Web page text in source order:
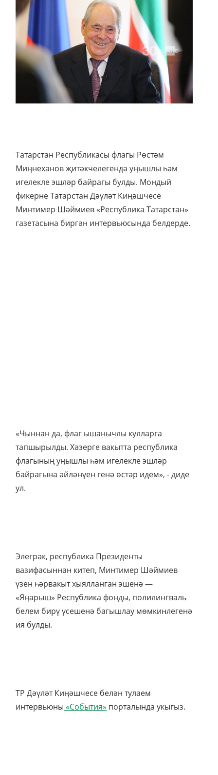
Татарстан Республикасы флагы Рөстәм
Миңнеханов җитәкчелегендә уңышлы һәм
игелекле эшләр байрагы булды. Мондый
фикерне Татарстан Дәүләт Киңәшчесе
Минтимер Шәймиев «Республика Татарстан»
газетасына биргән интервьюсында белдерде.
«Чыннан да, флаг ышанычлы кулларга
тапшырылды. Хәзерге вакытта республика
флагының уңышлы һәм игелекле эшләр
байрагына әйләнүен генә өстәр идем», - диде
ул.
Элегрәк, республика Президенты
вазифасыннан китеп, Минтимер Шәймиев
үзен һәрвакыт хыялланган эшенә —
«Яңарыш» Республика фонды, полилингваль
белем бирү үсешенә багышлау мөмкинлегенә
ия булды.
ТР Дәүләт Киңәшчесе белән тулаем
интервьюны «События» порталында укыгыз.